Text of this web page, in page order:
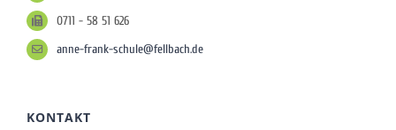
0711 - 58 51 626
anne-frank-schule@fellbach.de
KONTAKT